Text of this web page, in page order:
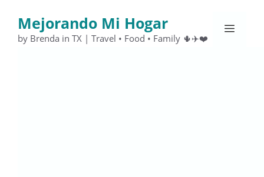
contenido
Mejorando Mi Hogar
by Brenda in TX | Travel • Food • Family 🌵✈️❤️
Menú